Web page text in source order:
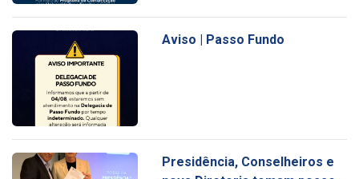
Aviso | Passo Fundo
Presidência, Conselheiros e